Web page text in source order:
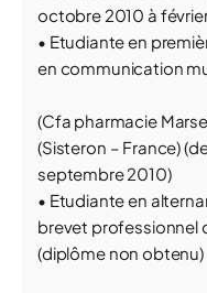
octobre 2010 à février
• Etudiante en
en communication
(Cfa pharmacie
(Sisteron – France)
septembre 2010)
• Etudiante en
brevet professionnel
(diplôme non obtenu)